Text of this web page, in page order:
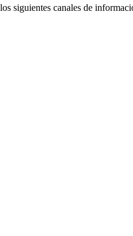
siguientes canales de